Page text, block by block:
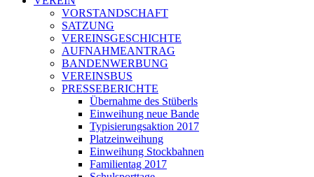
VORSTANDSCHAFT
SATZUNG
VEREINSGESCHICHTE
AUFNAHMEANTRAG
BANDENWERBUNG
VEREINSBUS
PRESSEBERICHTE
Übernahme des Stüberls
Einweihung neue Bande
Typisierungsaktion 2017
Platzeinweihung
Einweihung Stockbahnen
Familientag 2017